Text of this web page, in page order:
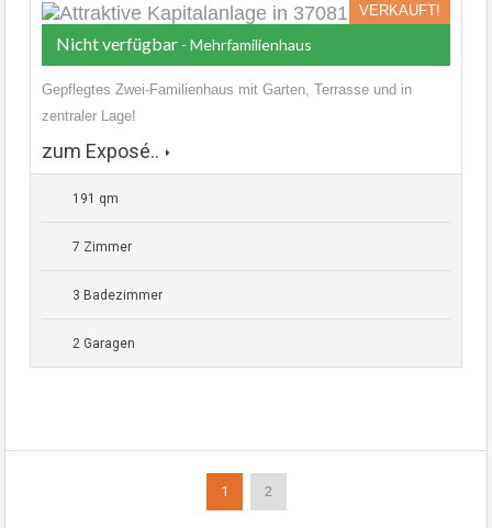
VERKAUFT!
Nicht verfügbar - Mehrfamilienhaus
Gepflegtes Zwei-Familienhaus mit Garten, Terrasse und in
zentraler Lage!
zum Exposé..
191 qm
7 Zimmer
3 Badezimmer
2 Garagen
1 2